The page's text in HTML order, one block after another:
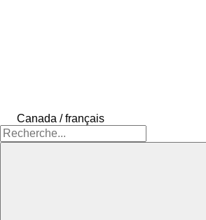
Canada / français